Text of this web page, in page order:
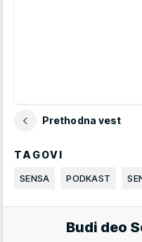
Prethodna vest
TAGOVI
SENSA PODKAST
Budi deo